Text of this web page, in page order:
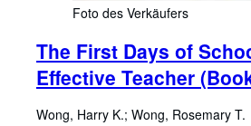
Foto des Verkäufers
The First Days of
Effective Teacher
Wong, Harry K.; Wong, Rosemary T.